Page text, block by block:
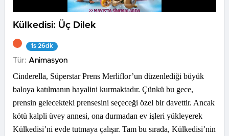
Külkedisi: Üç Dilek
1s 26dk
Tür: Animasyon
Cinderella, Süperstar Prens Merliflor’un düzenlediği büyük
baloya katılmanın hayalini kurmaktadır. Çünkü bu gece,
prensin gelecekteki prensesini seçeceği özel bir davettir. Ancak
kötü kalpli üvey annesi, ona durmadan ev işleri yükleyerek
Külkedisi’ni evde tutmaya çalışır. Tam bu sırada, Külkedisi’nin